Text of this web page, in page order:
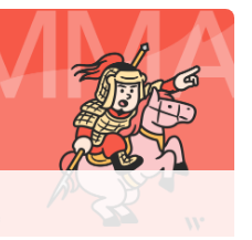
COACHTECH
提供し、実務で活躍できる人
を保証する選抜コミュニテ
の輩出に努めています。